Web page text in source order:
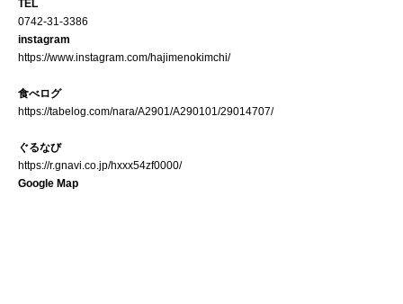
TEL
0742-31-3386
instagram
https://www.instagram.com/hajimenokimchi/
食べログ
https://tabelog.com/nara/A2901/A290101/29014707/
ぐるなび
https://r.gnavi.co.jp/hxxx54zf0000/
Google Map